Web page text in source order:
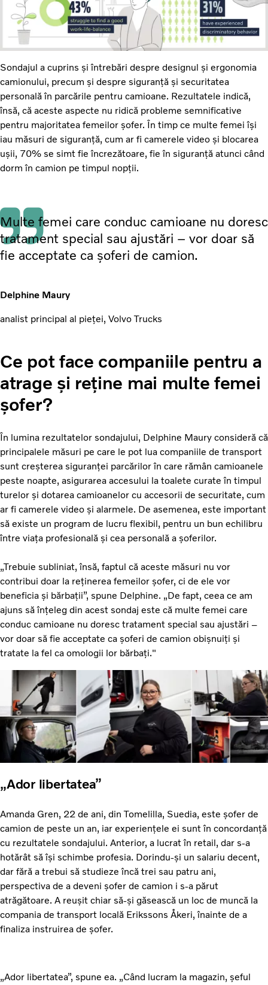
Sondajul a cuprins și întrebări despre designul și ergonomia
camionului, precum și despre siguranță și securitatea
personală în parcările pentru camioane. Rezultatele indică,
însă, că aceste aspecte nu ridică probleme semnificative
pentru majoritatea femeilor șofer. În timp ce multe femei își
iau măsuri de siguranță, cum ar fi camerele video și blocarea
ușii, 70% se simt fie încrezătoare, fie în siguranță atunci când
dorm în camion pe timpul nopții.
Multe femei care conduc camioane nu doresc
tratament special sau ajustări – vor doar să
fie acceptate ca șoferi de camion.
Delphine Maury
analist principal al pieței, Volvo Trucks
Ce pot face companiile pentru a
atrage și reține mai multe femei
șofer?
În lumina rezultatelor sondajului, Delphine Maury consideră că
principalele măsuri pe care le pot lua companiile de transport
sunt creșterea siguranței parcărilor în care rămân camioanele
peste noapte, asigurarea accesului la toalete curate în timpul
turelor și dotarea camioanelor cu accesorii de securitate, cum
ar fi camerele video și alarmele. De asemenea, este important
să existe un program de lucru flexibil, pentru un bun echilibru
între viața profesională și cea personală a șoferilor.
„Trebuie subliniat, însă, faptul că aceste măsuri nu vor
contribui doar la reținerea femeilor șofer, ci de ele vor
beneficia și bărbații”, spune Delphine. „De fapt, ceea ce am
ajuns să înțeleg din acest sondaj este că multe femei care
conduc camioane nu doresc tratament special sau ajustări –
vor doar să fie acceptate ca șoferi de camion obișnuiți și
tratate la fel ca omologii lor bărbați."
„Ador libertatea”
Amanda Gren, 22 de ani, din Tomelilla, Suedia, este șofer de
camion de peste un an, iar experiențele ei sunt în concordanță
cu rezultatele sondajului. Anterior, a lucrat în retail, dar s-a
hotărât să își schimbe profesia. Dorindu-și un salariu decent,
dar fără a trebui să studieze încă trei sau patru ani,
perspectiva de a deveni șofer de camion i s-a părut
atrăgătoare. A reușit chiar să-și găsească un loc de muncă la
compania de transport locală Erikssons Åkeri, înainte de a
finaliza instruirea de șofer.
„Ador libertatea”, spune ea. „Când lucram la magazin, șeful